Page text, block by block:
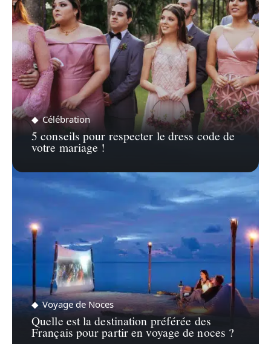
Célébration
5 conseils pour respecter le dress code de
votre mariage !
Voyage de Noces
Quelle est la destination préférée des
Français pour partir en voyage de noces ?